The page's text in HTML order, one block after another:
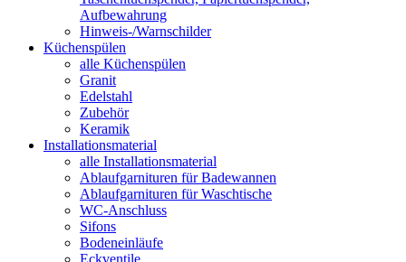
Aufbewahrung
Hinweis-/Warnschilder
Küchenspülen
alle Küchenspülen
Granit
Edelstahl
Zubehör
Keramik
Installationsmaterial
alle Installationsmaterial
Ablaufgarnituren für Badewannen
Ablaufgarnituren für Waschtische
WC-Anschluss
Sifons
Bodeneinläufe
Eckventile